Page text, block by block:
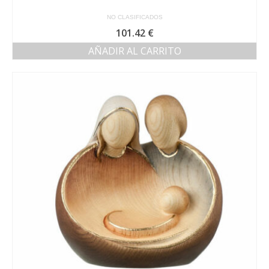
NO CLASIFICADOS
101.42 €
AÑADIR AL CARRITO